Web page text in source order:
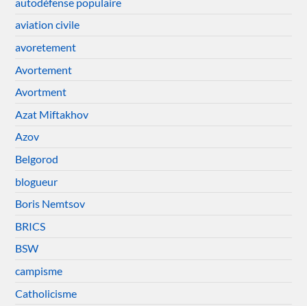
aviation civile
avoretement
Avortement
Avortment
Azat Miftakhov
Azov
Belgorod
blogueur
Boris Nemtsov
BRICS
BSW
campisme
Catholicisme